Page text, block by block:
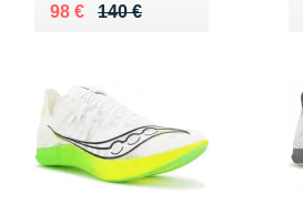
140 €
Au lieu de 140 €
98 €
Vendu 98 €